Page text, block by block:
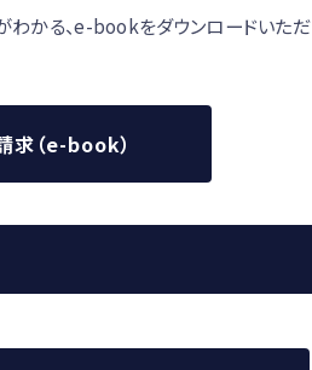
わかる、e-bookをダウンロードいただ
求（e-book）